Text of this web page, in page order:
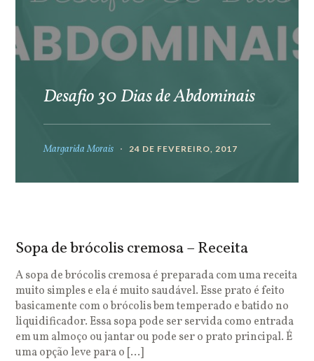
Desafio 30 Dias de Abdominais
Margarida Morais 24 DE FEVEREIRO, 2017
Sopa de brócolis cremosa – Receita
A sopa de brócolis cremosa é preparada com uma receita
muito simples e ela é muito saudável. Esse prato é feito
basicamente com o brócolis bem temperado e batido no
liquidificador. Essa sopa pode ser servida como entrada
em um almoço ou jantar ou pode ser o prato principal. É
uma opção leve para o […]